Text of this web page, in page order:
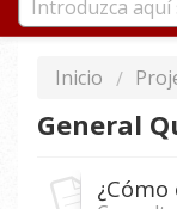
Inicio
General